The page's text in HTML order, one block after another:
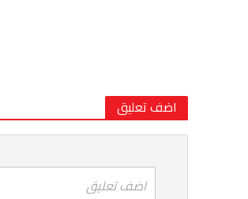
اضف تعليق
اضف تعليق